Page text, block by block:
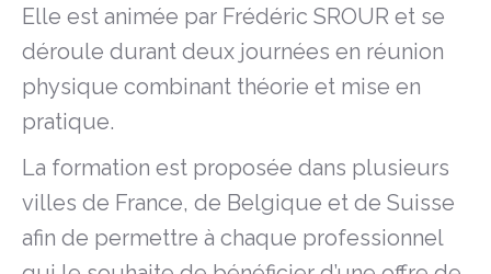
Elle est animée par Frédéric SROUR et se
déroule durant deux journées en réunion
physique combinant théorie et mise en
pratique.
La formation est proposée dans plusieurs
villes de France, de Belgique et de Suisse
afin de permettre à chaque professionnel